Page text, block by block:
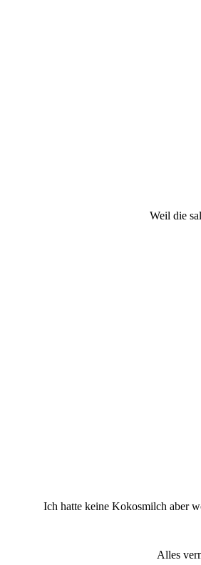
Weil die
Ich hatte keine Kokosmilch aber
Alles